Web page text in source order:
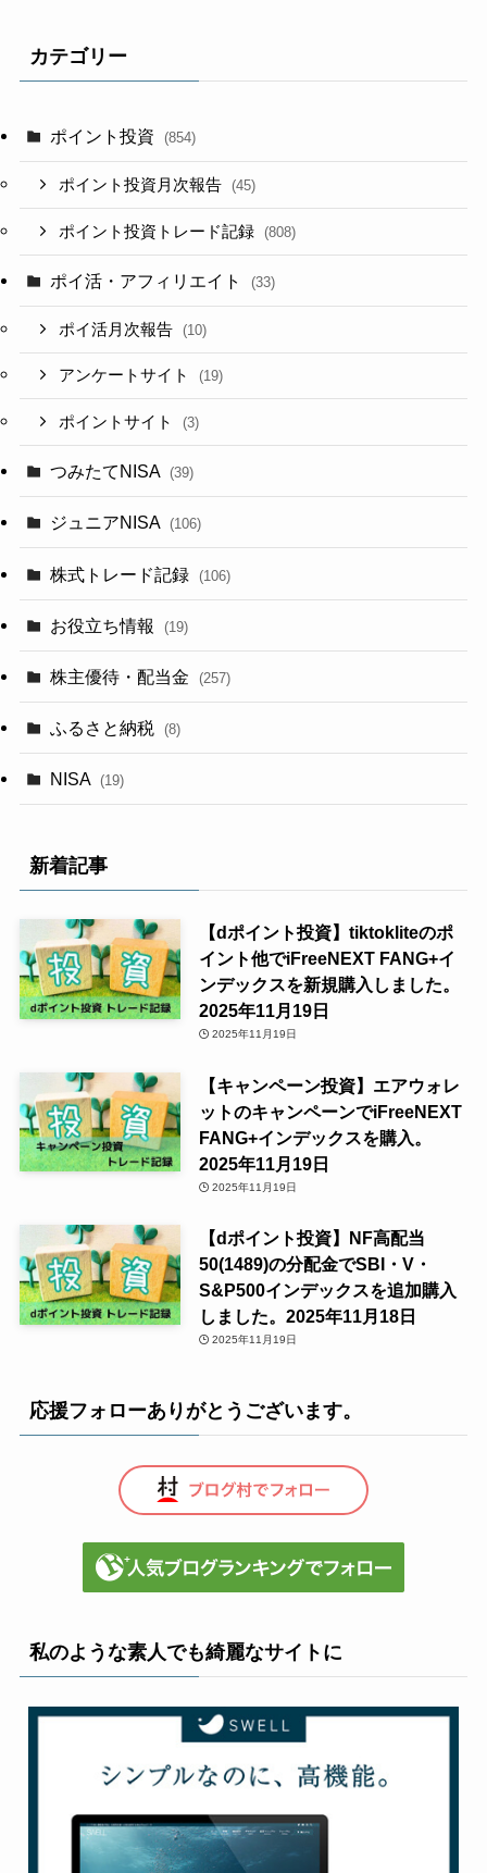
カテゴリー
ポイント投資 (854)
ポイント投資月次報告 (45)
ポイント投資トレード記録 (808)
ポイ活・アフィリエイト (33)
ポイ活月次報告 (10)
アンケートサイト (19)
ポイントサイト (3)
つみたてNISA (39)
ジュニアNISA (106)
株式トレード記録 (106)
お役立ち情報 (19)
株主優待・配当金 (257)
ふるさと納税 (8)
NISA (19)
新着記事
【dポイント投資】tiktokliteのポ
イント他でiFreeNEXT FANG+イ
ンデックスを新規購入しました。
2025年11月19日
2025年11月19日
【キャンペーン投資】エアウォレ
ットのキャンペーンでiFreeNEXT
FANG+インデックスを購入。
2025年11月19日
2025年11月19日
【dポイント投資】NF高配当
50(1489)の分配金でSBI・V・
S&P500インデックスを追加購入
しました。2025年11月18日
2025年11月19日
応援フォローありがとうございます。
私のような素人でも綺麗なサイトに